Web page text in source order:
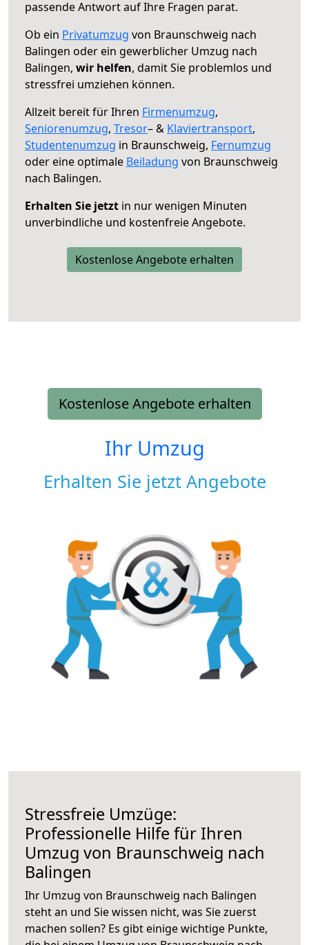
passende Antwort auf Ihre Fragen parat.
Ob ein Privatumzug von Braunschweig nach
Balingen oder ein gewerblicher Umzug nach
Balingen, wir helfen, damit Sie problemlos und
stressfrei umziehen können.
Allzeit bereit für Ihren Firmenumzug,
Seniorenumzug, Tresor– & Klaviertransport,
Studentenumzug in Braunschweig, Fernumzug
oder eine optimale Beiladung von Braunschweig
nach Balingen.
Erhalten Sie jetzt in nur wenigen Minuten
unverbindliche und kostenfreie Angebote.
Kostenlose Angebote erhalten
Kostenlose Angebote erhalten
Ihr Umzug
Erhalten Sie jetzt Angebote
Stressfreie Umzüge:
Professionelle Hilfe für Ihren
Umzug von Braunschweig nach
Balingen
Ihr Umzug von Braunschweig nach Balingen
steht an und Sie wissen nicht, was Sie zuerst
machen sollen? Es gibt einige wichtige Punkte,